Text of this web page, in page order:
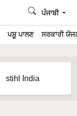
ਪਸ਼ੂ ਪਾਲਣ ਸਰਕਾਰੀ
ਪੰਜਾਬੀ